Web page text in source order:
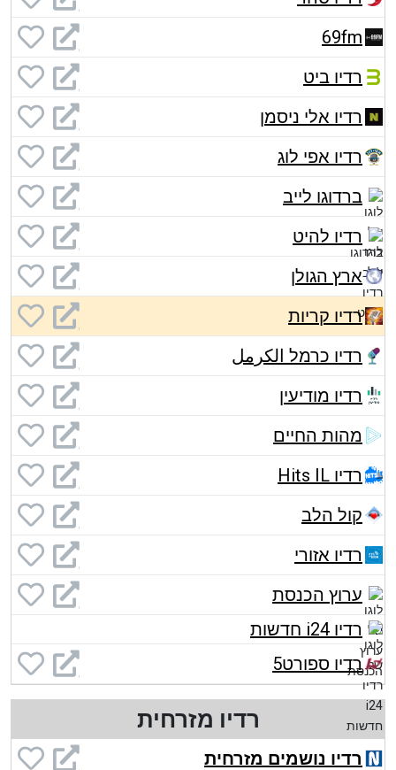
69fm
רדיו ביט
רדיו אלי ניסמן
רדיו אפי לוג
ברדוגו לייב
רדיו להיט
ארץ הגולן
רדיו קריות
רדיו כרמל الكرمل
רדיו מודיעין
מהות החיים
רדיו Hits IL
קול הלב
רדיו אזורי
ערוץ הכנסת
רדיו i24 חדשות
רדיו ספורט5
רדיו מזרחית
רדיו נושמים מזרחית